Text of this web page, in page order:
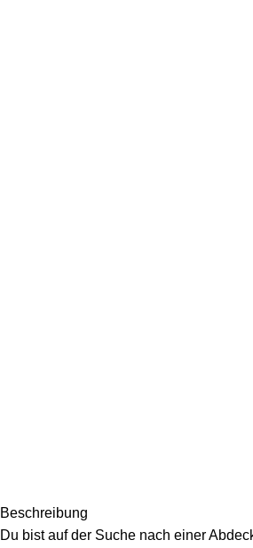
Beschreibung
Du bist auf der Suche nach einer